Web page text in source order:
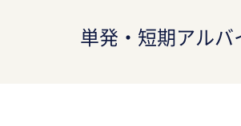
単発・短期アルバ